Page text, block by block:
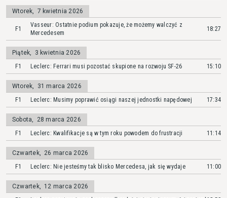
Wtorek, 7 kwietnia 2026
F1
Vasseur: Ostatnie podium pokazuje, że możemy walczyć z
Mercedesem
18:27
Piątek,
3 kwietnia 2026
F1
Leclerc: Ferrari musi pozostać skupione na rozwoju SF-26 15:10
Wtorek,
31 marca 2026
F1
Leclerc: Musimy poprawić osiągi naszej jednostki napędowej 17:34
Sobota,
28 marca 2026
F1
Leclerc: Kwalifikacje są w tym roku powodem do frustracji 11:14
Czwartek, 26 marca 2026
F1
Leclerc: Nie jesteśmy tak blisko Mercedesa, jak się wydaje 11:00
Czwartek, 12 marca 2026